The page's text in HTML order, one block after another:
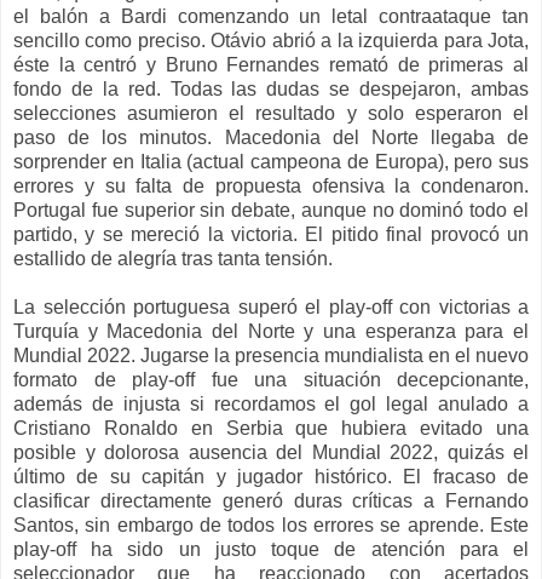
el balón a Bardi comenzando un letal contraataque tan
sencillo como preciso. Otávio abrió a la izquierda para Jota,
éste la centró y Bruno Fernandes remató de primeras al
fondo de la red. Todas las dudas se despejaron, ambas
selecciones asumieron el resultado y solo esperaron el
paso de los minutos. Macedonia del Norte llegaba de
sorprender en Italia (actual campeona de Europa), pero sus
errores y su falta de propuesta ofensiva la condenaron.
Portugal fue superior sin debate, aunque no dominó todo el
partido, y se mereció la victoria. El pitido final provocó un
estallido de alegría tras tanta tensión.
La selección portuguesa superó el play-off con victorias a
Turquía y Macedonia del Norte y una esperanza para el
Mundial 2022. Jugarse la presencia mundialista en el nuevo
formato de play-off fue una situación decepcionante,
además de injusta si recordamos el gol legal anulado a
Cristiano Ronaldo en Serbia que hubiera evitado una
posible y dolorosa ausencia del Mundial 2022, quizás el
último de su capitán y jugador histórico. El fracaso de
clasificar directamente generó duras críticas a Fernando
Santos, sin embargo de todos los errores se aprende. Este
play-off ha sido un justo toque de atención para el
seleccionador que ha reaccionado con acertados